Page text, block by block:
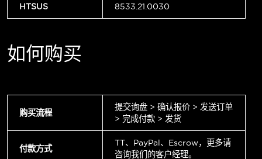
HTSUS 8533.21.0030
如何购买
购买流程
提交询盘 > 确认报价 > 发送订单
> 完成付款 > 发货
付款方式
TT、PayPal、Escrow，更多请
咨询我们的客户经理。